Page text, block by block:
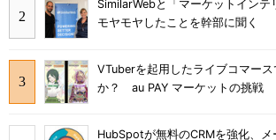
SimilarWebと「マーケットインテ
モヤモヤしたことを幹部に聞く
VTuberを起用したライブコマー
か？ au PAY マーケットの挑戦
HubSpotが無料のCRMを強化、